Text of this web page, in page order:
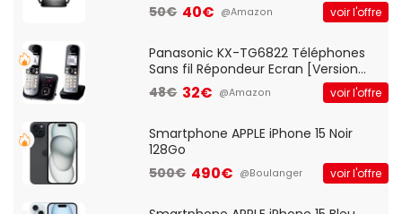
Client VPN, Triple Vlan, Mode Point
d'accès et Bridge, contrôle Parental,
50€ 40€ @Amazon voir l'offre
Panasonic KX-TG6822 Téléphones
Sans fil Répondeur Ecran [Version
Française]
48€ 32€ @Amazon voir l'offre
Smartphone APPLE iPhone 15 Noir
128Go
500€ 490€ @Boulanger voir l'offre